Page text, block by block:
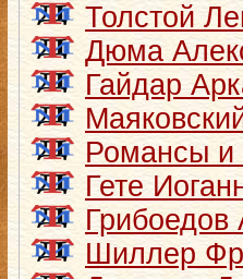
Толстой
Дюма
Гайдар
Романсы и
Гете
Грибоедов
Шиллер